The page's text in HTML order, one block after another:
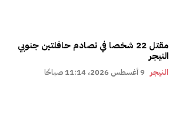
مقتل 22 شخصا في تصادم حافلتين جنوبي
النيجر
النيجر 9 أغسطس 2026، 11:14 صباحًا